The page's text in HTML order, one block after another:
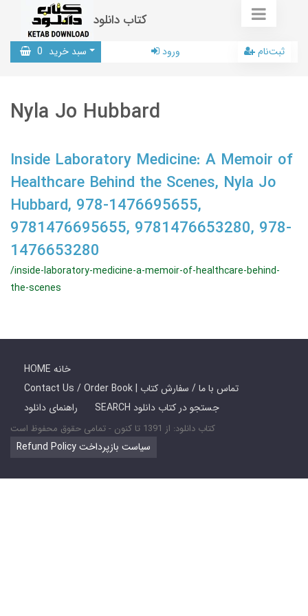
کتاب دانلود
سبد خرید 0 ورود ثبت‌نام
Nyla Jo Hubbard
Inside Laboratory Medicine: A Memoir of
Healthcare Behind the Scenes, Nyla Jo
Hubbard, 978-1476695655,
9781476695655, 9781476653280, 978-
1476653280
/inside-laboratory-medicine-a-memoir-of-healthcare-behind-
the-scenes
HOME خانه
Contact Us / Order Book | تماس با ما / سفارش کتاب
راهنمای دانلود
SEARCH جستجو در کتاب دانلود
کتاب دانلود: از 1391 تا کنون - تمامی حقوق محفوظ است
Refund Policy سیاست بازپرداخت